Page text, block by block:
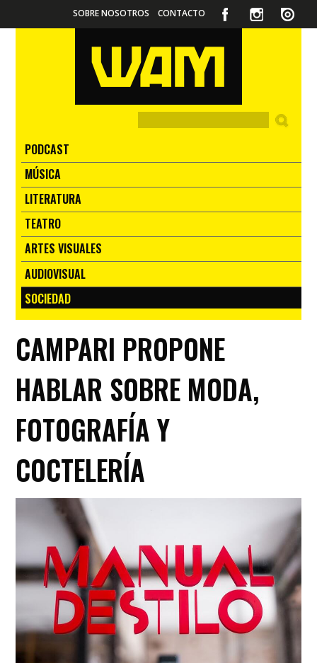
SOBRE NOSOTROS CONTACTO
PODCAST
MÚSICA
LITERATURA
TEATRO
ARTES VISUALES
AUDIOVISUAL
SOCIEDAD
CAMPARI PROPONE
HABLAR SOBRE MODA,
FOTOGRAFÍA Y
COCTELERÍA